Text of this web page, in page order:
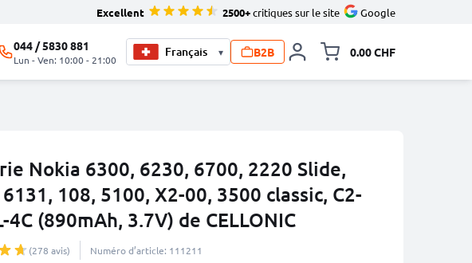
Excellent 2500+critiques sur le site Google
044 / 5830 881
Lun - Ven: 10:00 - 21:00
▾ B2B 0.00 CHF
Nokia 6300, 6230, 6700, 2220 Slide,
108, 5100, X2-00, 3500 classic, C2-
4C (890mAh, 3.7V) de CELLONIC
(278 avis) Numéro d’article: 111211